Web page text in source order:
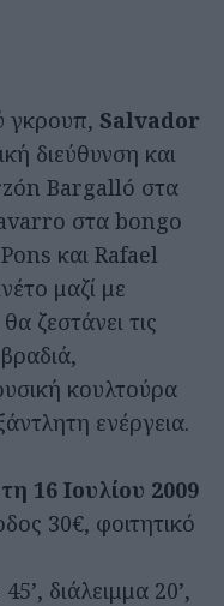
γκρουπ, Salvador
διεύθυνση και
Βargalló στα
στα bongo
και Rafael
μαζί με
ζεστάνει τις
κουλτούρα
ενέργεια.
16 Ιουλίου 2009
30€, φοιτητικό
διάλειμμα 20’,